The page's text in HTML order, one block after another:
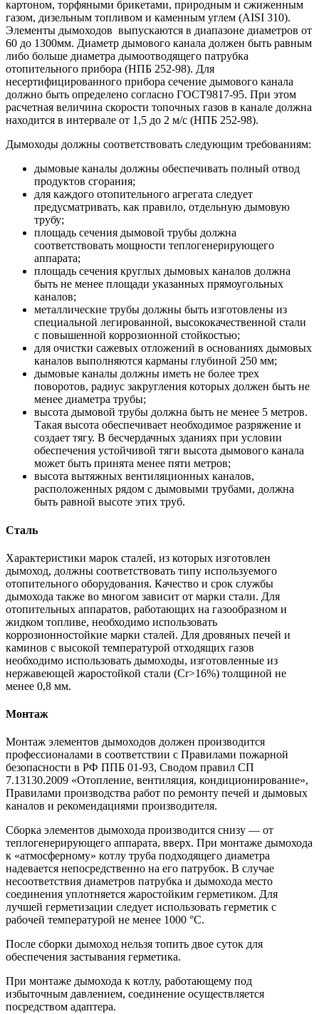
картоном, торфяными брикетами, природным и сжиженным
газом, дизельным топливом и каменным углем (AISI 310).
Элементы дымоходов выпускаются в диапазоне диаметров от
60 до 1300мм. Диаметр дымового канала должен быть равным
либо больше диаметра дымоотводящего патрубка
отопительного прибора (НПБ 252-98). Для
несертифицированного прибора сечение дымового канала
должно быть определено согласно ГОСТ9817-95. При этом
расчетная величина скорости топочных газов в канале должна
находится в интервале от 1,5 до 2 м/с (НПБ 252-98).
Дымоходы должны соответствовать следующим требованиям:
дымовые каналы должны обеспечивать полный отвод
продуктов сгорания;
для каждого отопительного агрегата следует
предусматривать, как правило, отдельную дымовую
трубу;
площадь сечения дымовой трубы должна
соответствовать мощности теплогенерирующего
аппарата;
площадь сечения круглых дымовых каналов должна
быть не менее площади указанных прямоугольных
каналов;
металлические трубы должны быть изготовлены из
специальной легированной, высококачественной стали
с повышенной коррозионной стойкостью;
для очистки сажевых отложений в основаниях дымовых
каналов выполняются карманы глубиной 250 мм;
дымовые каналы должны иметь не более трех
поворотов, радиус закругления которых должен быть не
менее диаметра трубы;
высота дымовой трубы должна быть не менее 5 метров.
Такая высота обеспечивает необходимое разряжение и
создает тягу. В бесчердачных зданиях при условии
обеспечения устойчивой тяги высота дымового канала
может быть принята менее пяти метров;
высота вытяжных вентиляционных каналов,
расположенных рядом с дымовыми трубами, должна
быть равной высоте этих труб.
Сталь
Характеристики марок сталей, из которых изготовлен
дымоход, должны соответствовать типу используемого
отопительного оборудования. Качество и срок службы
дымохода также во многом зависит от марки стали. Для
отопительных аппаратов, работающих на газообразном и
жидком топливе, необходимо использовать
коррозионностойкие марки сталей. Для дровяных печей и
каминов с высокой температурой отходящих газов
необходимо использовать дымоходы, изготовленные из
нержавеющей жаростойкой стали (Cr>16%) толщиной не
менее 0,8 мм.
Монтаж
Монтаж элементов дымоходов должен производится
профессионалами в соответствии с Правилами пожарной
безопасности в РФ ППБ 01-93, Сводом правил СП
7.13130.2009 «Отопление, вентиляция, кондиционирование»,
Правилами производства работ по ремонту печей и дымовых
каналов и рекомендациями производителя.
Сборка элементов дымохода производится снизу — от
теплогенерирующего аппарата, вверх. При монтаже дымохода
к «атмосферному» котлу труба подходящего диаметра
надевается непосредственно на его патрубок. В случае
несоответствия диаметров патрубка и дымохода место
соединения уплотняется жаростойким герметиком. Для
лучшей герметизации следует использовать герметик с
рабочей температурой не менее 1000 °С.
После сборки дымоход нельзя топить двое суток для
обеспечения застывания герметика.
При монтаже дымохода к котлу, работающему под
избыточным давлением, соединение осуществляется
посредством адаптера.